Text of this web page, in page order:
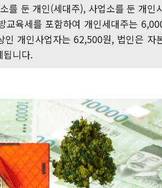
를 둔 개인(세대주), 사업소를 둔 개인
교육세를 포함하여 개인세대주는
개인사업자는 62,500원, 법인은 자
니다.